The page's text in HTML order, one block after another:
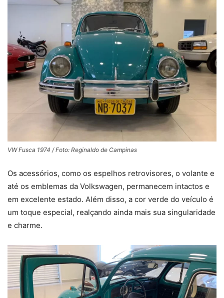
VW Fusca 1974 / Foto: Reginaldo de Campinas
Os acessórios, como os espelhos retrovisores, o volante e
até os emblemas da Volkswagen, permanecem intactos e
em excelente estado. Além disso, a cor verde do veículo é
um toque especial, realçando ainda mais sua singularidade
e charme.